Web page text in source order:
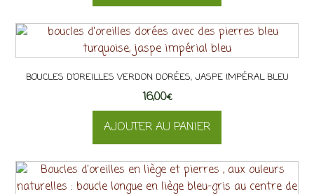
BOUCLES D’OREILLES VERDON DORÉES, JASPE IMPÉRAL BLEU
16,00€
AJOUTER AU PANIER